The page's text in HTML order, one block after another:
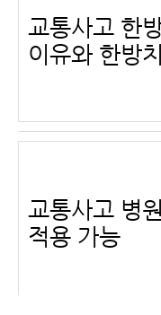
교통사고 한
이유와 한방
교통사고 병
적용 가능